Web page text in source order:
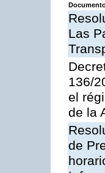
Las
136/
el
de la
de